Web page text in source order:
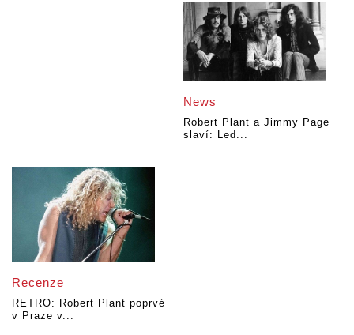
News
Robert Plant a Jimmy Page
slaví: Led...
Recenze
RETRO: Robert Plant poprvé
v Praze v...